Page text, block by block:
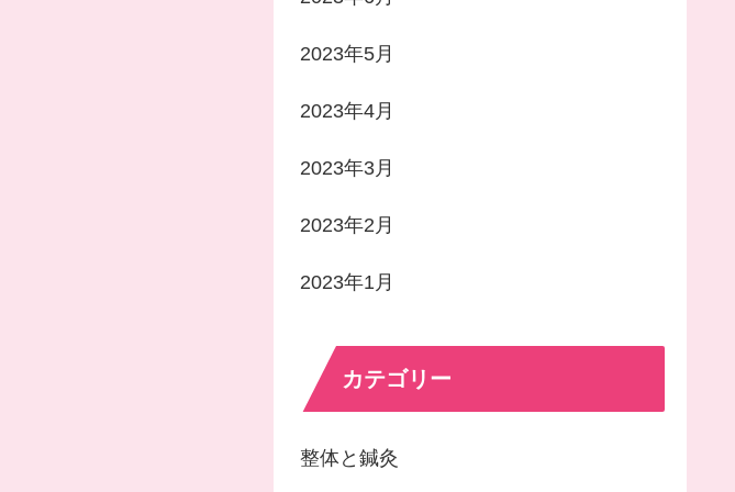
2023年5月
2023年4月
2023年3月
2023年2月
2023年1月
カテゴリー
整体と鍼灸